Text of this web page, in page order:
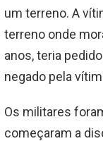
um terreno. A
terreno onde
anos, teria
negado pela
Os militares
começaram a